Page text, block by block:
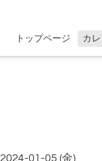
トップページ カ
2024-01-05 (金)